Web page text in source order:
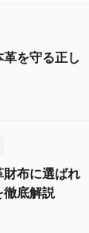
を守る正し
布に選ばれ
徹底解説